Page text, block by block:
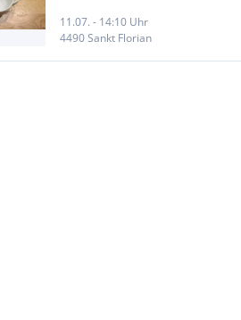
11.07. - 14:10 Uhr
4490 Sankt Florian